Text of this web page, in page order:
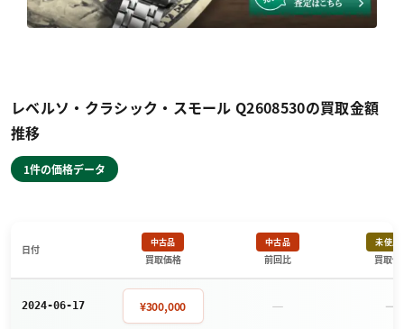
レベルソ・クラシック・スモール Q2608530の買取金額
推移
1件の価格データ
日付
中古品
買取価格
中古品
前回比
未使用
買取価
2024-06-17 ¥300,000 － －